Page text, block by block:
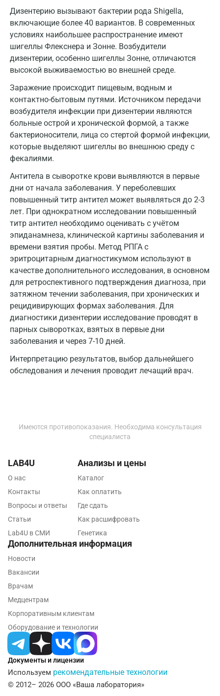
Дизентерию вызывают бактерии рода Shigella,
включающие более 40 вариантов. В современных
условиях наибольшее распространение имеют
шигеллы Флекснера и Зонне. Возбудители
дизентерии, особенно шигеллы Зонне, отличаются
высокой выживаемостью во внешней среде.
Заражение происходит пищевым, водным и
контактно-бытовым путями. Источником передачи
возбудителя инфекции при дизентерии являются
больные острой и хронической формой, а также
бактерионосители, лица со стертой формой инфекции,
которые выделяют шигеллы во внешнюю среду с
фекалиями.
Антитела в сыворотке крови выявляются в первые
дни от начала заболевания. У переболевших
повышенный титр антител может выявляться до 2-3
лет. При однократном исследовании повышенный
титр антител необходимо оценивать с учётом
эпиданамнеза, клинической картины заболевания и
времени взятия пробы. Метод РПГА с
эритроцитарным диагностикумом используют в
качестве дополнительного исследования, в основном
для ретроспективного подтверждения диагноза, при
затяжном течении заболевания, при хронических и
рецидивирующих формах заболевания. Для
диагностики дизентерии исследование проводят в
парных сыворотках, взятых в первые дни
заболевания и через 7-10 дней.
Интерпретацию результатов, выбор дальнейшего
обследования и лечения проводит лечащий врач.
Воронеж
Всеволожск
Гатчина
Голубое
Дзержинск
Дзержинский
Дмитров
Долгопрудный
Домодедово
Екатеринбург
Жуковский
Звенигород
Зеленоград
Иваново
Ивантеевка
Ижевск
Йошкар-Ола
Кемерово
Коломна
Кострома
Красногорск
Краснодар
Курск
Липецк
Лобня
Люберцы
Имеются противопоказания. Необходима консультация
специалиста
Документы и лицензии
Используем рекомендательные технологии
© 2012– 2026 ООО «Ваша лаборатория»
LAB4U
О нас
Контакты
Вопросы и ответы
Статьи
Lab4U в СМИ
Анализы и цены
Каталог
Как оплатить
Где сдать
Как расшифровать
Генетика
Дополнительная информация
Новости
Вакансии
Врачам
Медцентрам
Корпоративным клиентам
Оборудование и технологии